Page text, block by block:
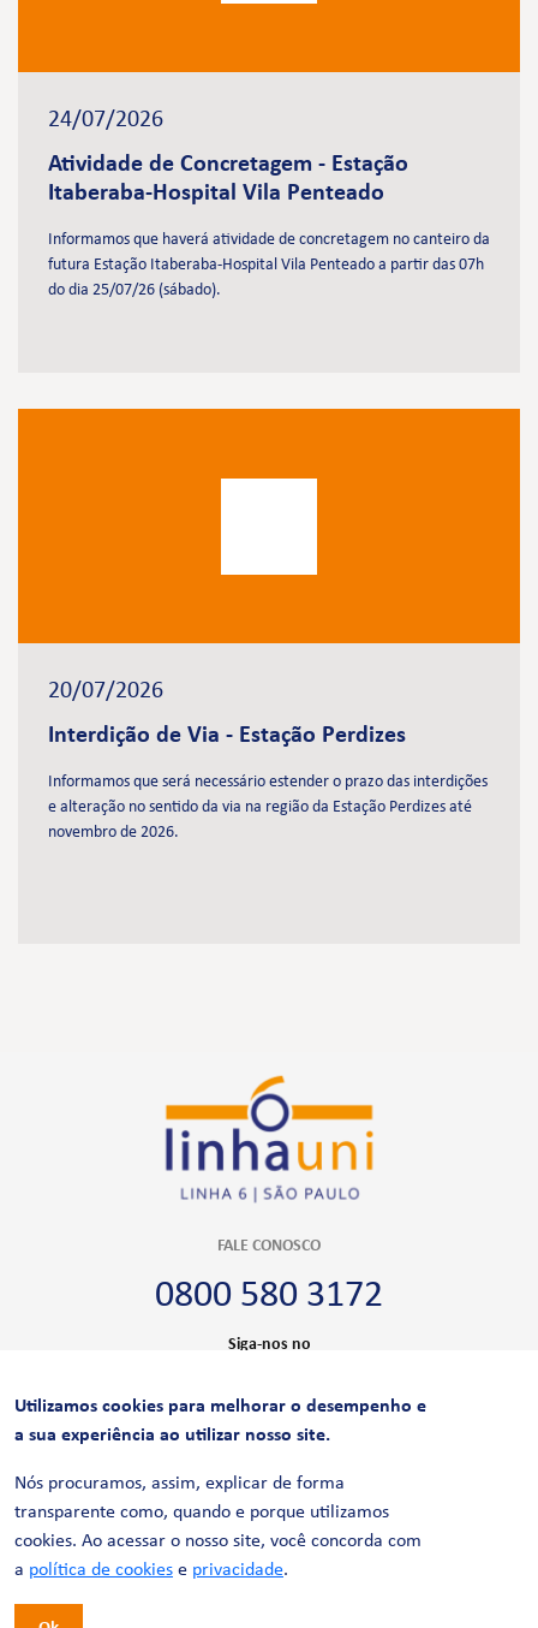
24/07/2026
Atividade de Concretagem - Estação
Itaberaba-Hospital Vila Penteado
Informamos que haverá atividade de concretagem no canteiro da
futura Estação Itaberaba-Hospital Vila Penteado a partir das 07h
do dia 25/07/26 (sábado).
20/07/2026
Interdição de Via - Estação Perdizes
Informamos que será necessário estender o prazo das interdições
e alteração no sentido da via na região da Estação Perdizes até
novembro de 2026.
FALE CONOSCO
0800 580 3172
Siga-nos no
CERTIFICAÇÕES
Utilizamos cookies para melhorar o desempenho e
a sua experiência ao utilizar nosso site.
Nós procuramos, assim, explicar de forma
transparente como, quando e porque utilizamos
cookies. Ao acessar o nosso site, você concorda com
a política de cookies e privacidade.